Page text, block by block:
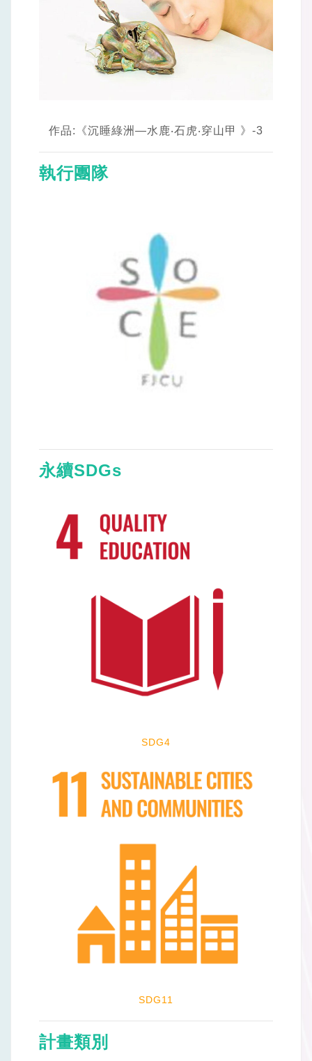
作品:《沉睡綠洲—水鹿‧石虎‧穿山甲 》-3
執行團隊
永續SDGs
SDG4
SDG11
計畫類別